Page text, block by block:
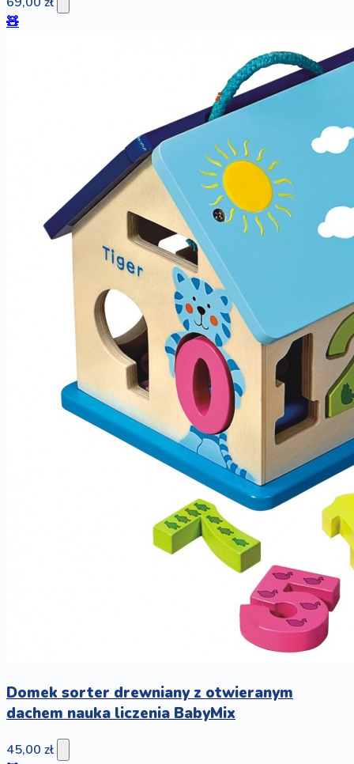
🧸
Domek sorter drewniany z otwieranym
dachem nauka liczenia BabyMix
45,00 zł